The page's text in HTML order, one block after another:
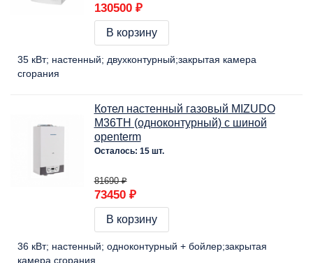
130500 ₽
В корзину
35 кВт настенный двухконтурный закрытая камера
сгорания
Котел настенный газовый MIZUDO
M36ТH (одноконтурный) с шиной
openterm
Осталось: 15 шт.
81690 ₽
73450 ₽
В корзину
36 кВт настенный одноконтурный + бойлер закрытая
камера сгорания